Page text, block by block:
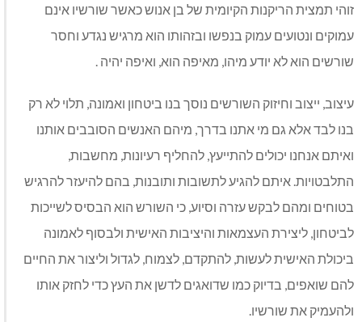
זוהי תמצית הריקנות הקיומית של בן אנוש כאשר שורשיו אינם
עמוקים ונטועים עמוק בנפשו ובזהותו הוא מרגיש נגדע וחסר
שורשים הוא לא יודע מיהו, מאיפה הוא, ואיפה יהיה .
עיצוב, ייצוב וחיזוק השורשים נוסך בנו ביטחון ואמונה, תלוי לא רק
בנו לבד אלא גם מי אתנו בדרך, מיהם האנשים הסובבים אותנו
ואיתם אנחנו יכולים להתייעץ, להחליף רעיונות, מחשבות,
התלבטויות. איתם להגיע לתשובות ותובנות, בהם להיעזר להרגיש
בטוחים ומהם לבקש עזרה וסיוע, כי השורש הוא הבסיס לשייכות
לביטחון, ליצירת העצמאות והיציבות האישית ולבסוף לאמונה
ביכולת האישית לעשות, להתקדם, לצמוח, לגדול וליצור את החיים
להם שואפים, בדיוק כמו שדואגים לדשן את העץ כדי לחזק אותו
ולהעמיק את שורשיו.